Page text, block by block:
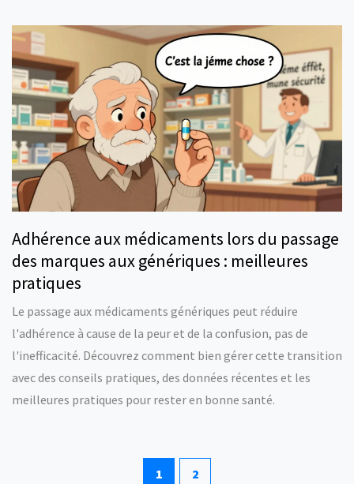
meilleure approche.
Adhérence aux médicaments lors du passage
des marques aux génériques : meilleures
pratiques
Le passage aux médicaments génériques peut réduire
l'adhérence à cause de la peur et de la confusion, pas de
l'inefficacité. Découvrez comment bien gérer cette transition
avec des conseils pratiques, des données récentes et les
meilleures pratiques pour rester en bonne santé.
1 2